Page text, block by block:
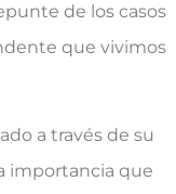
de los casos
que vivimos
a través de su
importancia que